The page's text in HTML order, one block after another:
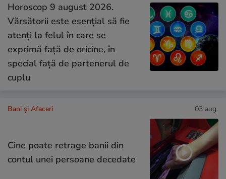
Horoscop 9 august 2026.
Vărsătorii este esențial să fie
atenți la felul în care se
exprimă față de oricine, în
special față de partenerul de
cuplu
Bani și Afaceri 03 aug.
Cine poate retrage banii din
contul unei persoane decedate